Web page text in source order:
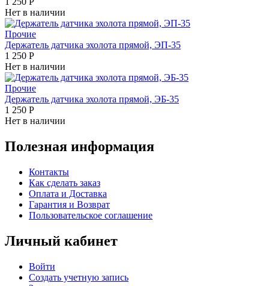
Нет в наличии
Прочие
Держатель датчика эхолота прямой, ЭП-35
1 250 Р
Нет в наличии
Прочие
Держатель датчика эхолота прямой, ЭБ-35
1 250 Р
Нет в наличии
Полезная информация
Контакты
Как сделать заказ
Оплата и Доставка
Гарантия и Возврат
Пользовательское соглашение
Личный кабинет
Войти
Создать учетную запись